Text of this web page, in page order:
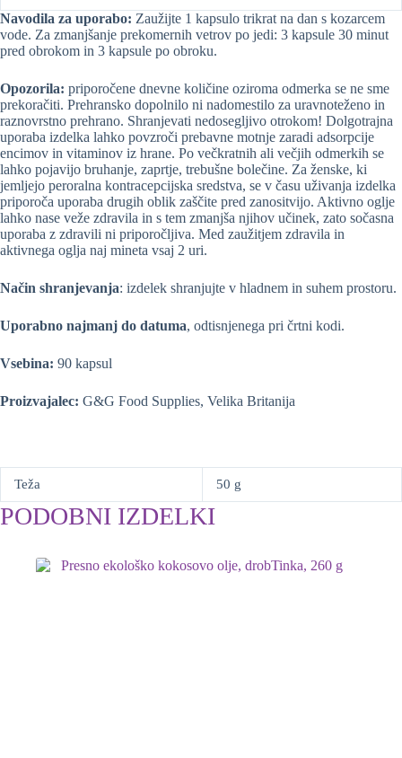
Navodila za uporabo: Zaužijte 1 kapsulo trikrat na dan s kozarcem
vode. Za zmanjšanje prekomernih vetrov po jedi: 3 kapsule 30 minut
pred obrokom in 3 kapsule po obroku.
Opozorila: priporočene dnevne količine oziroma odmerka se ne sme
prekoračiti. Prehransko dopolnilo ni nadomestilo za uravnoteženo in
raznovrstno prehrano. Shranjevati nedosegljivo otrokom! Dolgotrajna
uporaba izdelka lahko povzroči prebavne motnje zaradi adsorpcije
encimov in vitaminov iz hrane. Po večkratnih ali večjih odmerkih se
lahko pojavijo bruhanje, zaprtje, trebušne bolečine. Za ženske, ki
jemljejo peroralna kontracepcijska sredstva, se v času uživanja izdelka
priporoča uporaba drugih oblik zaščite pred zanositvijo. Aktivno oglje
lahko nase veže zdravila in s tem zmanjša njihov učinek, zato sočasna
uporaba z zdravili ni priporočljiva. Med zaužitjem zdravila in
aktivnega oglja naj mineta vsaj 2 uri.
Način shranjevanja: izdelek shranjujte v hladnem in suhem prostoru.
Uporabno najmanj do datuma, odtisnjenega pri črtni kodi.
Vsebina: 90 kapsul
Proizvajalec: G&G Food Supplies, Velika Britanija
Teža 50 g
PODOBNI IZDELKI